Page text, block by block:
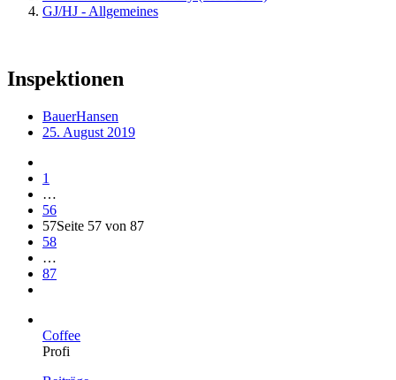
GJ/HJ - Allgemeines
Inspektionen
BauerHansen
25. August 2019
1
…
56
57Seite 57 von 87
58
…
87
Coffee
Profi